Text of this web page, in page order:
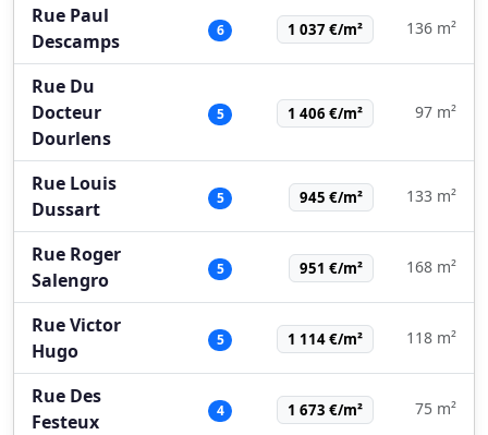
Rue Paul
Descamps
6 1 037 €/m² 136 m²
Rue Du
Docteur
Dourlens
5 1 406 €/m² 97 m²
Rue Louis
Dussart
5 945 €/m² 133 m²
Rue Roger
Salengro
5 951 €/m² 168 m²
Rue Victor
Hugo
5 1 114 €/m² 118 m²
Rue Des
Festeux
4 1 673 €/m² 75 m²